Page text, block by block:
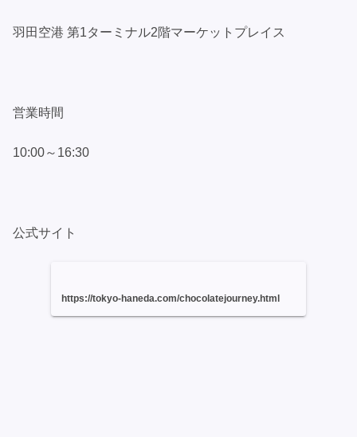
羽田空港 第1ターミナル2階マーケットプレイス
営業時間
10:00～16:30
公式サイト
https://tokyo-haneda.com/chocolatejourney.html